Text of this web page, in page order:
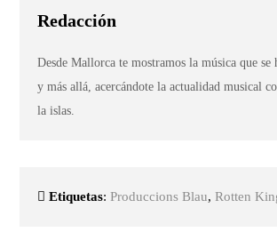
Redacción
Desde Mallorca te mostramos la música que se
y más allá, acercándote la actualidad musical
la islas.
Etiquetas:Produccions Blau,Rotten